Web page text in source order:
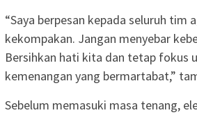
“Saya berpesan kepada seluruh tim
kekompakan. Jangan menyebar
Bersihkan hati kita dan tetap fokus
kemenangan yang bermartabat,”
Sebelum memasuki masa tenang,